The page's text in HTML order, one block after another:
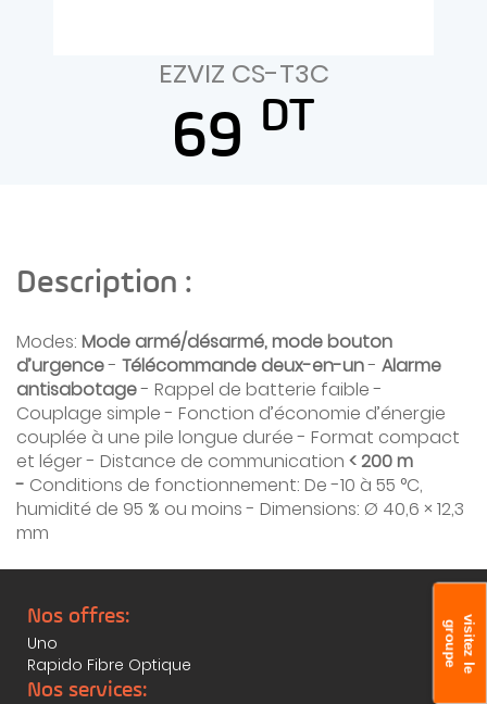
v
i s
i
t
e
z
l
e
g r
o
u
p
e
EZVIZ CS-T3C
69 DT
Description :
Modes: Mode armé/désarmé, mode bouton
d’urgence- Télécommande deux-en-un- Alarme
antisabotage- Rappel de batterie faible -
Couplage simple - Fonction d’économie d’énergie
couplée à une pile longue durée - Format compact
et léger - Distance de communication < 200 m
- Conditions de fonctionnement: De -10 à 55 °C,
humidité de 95 % ou moins - Dimensions: Ø 40,6 × 12,3
mm
Nos offres:
Uno
Rapido Fibre Optique
Nos services: